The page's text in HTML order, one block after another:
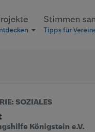
zu überspringen und
Stimmen
Tipps für
: SOZIALES
Königstein e.V.